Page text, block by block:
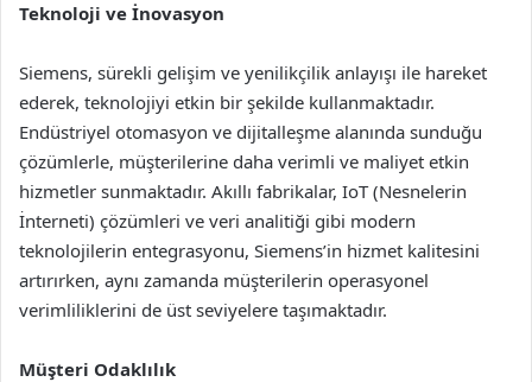
Teknoloji ve İnovasyon
Siemens, sürekli gelişim ve yenilikçilik anlayışı ile hareket
ederek, teknolojiyi etkin bir şekilde kullanmaktadır.
Endüstriyel otomasyon ve dijitalleşme alanında sunduğu
çözümlerle, müşterilerine daha verimli ve maliyet etkin
hizmetler sunmaktadır. Akıllı fabrikalar, IoT (Nesnelerin
İnterneti) çözümleri ve veri analitiği gibi modern
teknolojilerin entegrasyonu, Siemens’in hizmet kalitesini
artırırken, aynı zamanda müşterilerin operasyonel
verimliliklerini de üst seviyelere taşımaktadır.
Müşteri Odaklılık